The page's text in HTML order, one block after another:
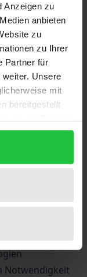
Anzeigen zu
anbieten
zu
zu Ihrer
Partner für
Unsere
mit
bereitgestellt
den letzten
zunehmende
als eine
im
des
die über
in ihren
Sektor,
Notwendigkeit